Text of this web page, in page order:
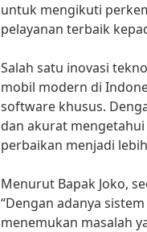
untuk mengikuti
pelayanan terbaik
Salah satu inovasi
mobil modern di
software khusus.
dan akurat
perbaikan menjadi
Menurut Bapak Joko,
“Dengan adanya
menemukan masalah